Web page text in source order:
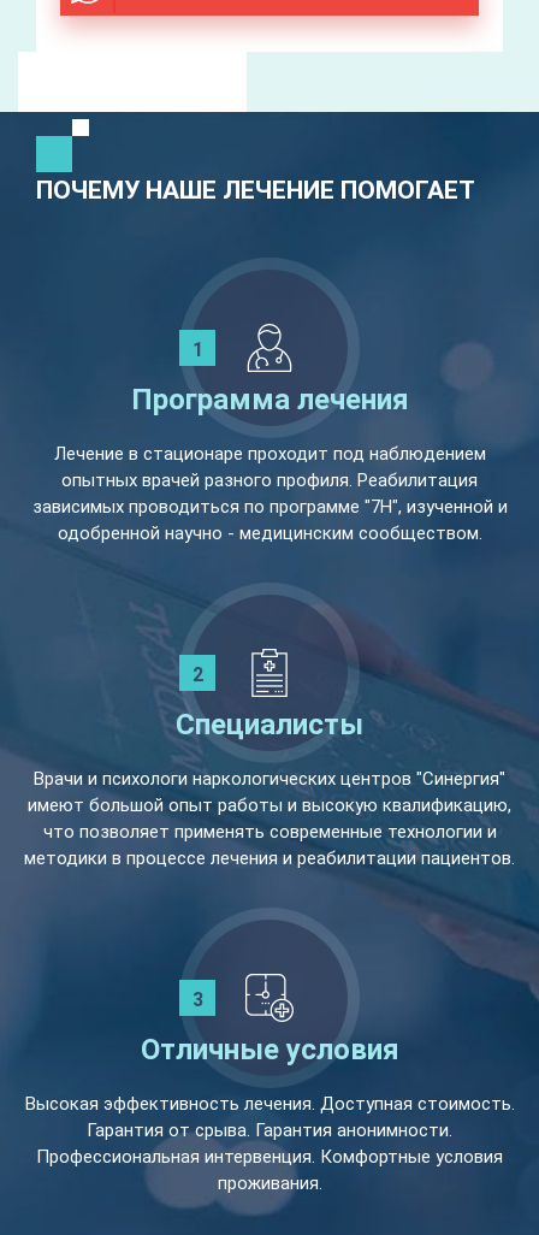
ПОЧЕМУ НАШЕ ЛЕЧЕНИЕ ПОМОГАЕТ
Программа лечения
Лечение в стационаре проходит под наблюдением
опытных врачей разного профиля. Реабилитация
зависимых проводиться по программе "7Н", изученной и
одобренной научно - медицинским сообществом.
Специалисты
Врачи и психологи наркологических центров "Синергия"
имеют большой опыт работы и высокую квалификацию,
что позволяет применять современные технологии и
методики в процессе лечения и реабилитации пациентов.
Отличные условия
Высокая эффективность лечения. Доступная стоимость.
Гарантия от срыва. Гарантия анонимности.
Профессиональная интервенция. Комфортные условия
проживания.